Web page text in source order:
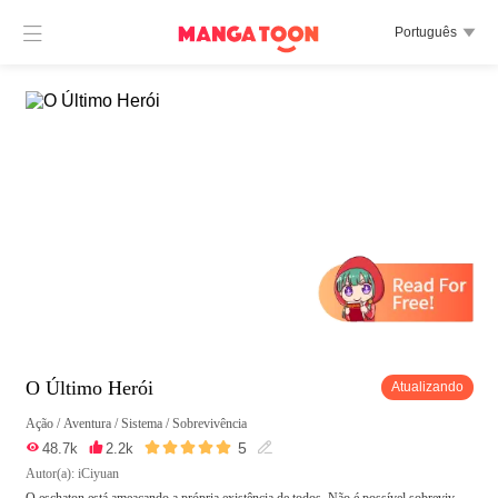
 Português 
O Último Herói Atualizando
Ação / Aventura /Sistema /Sobrevivência
 48.7k  2.2k  5 
Autor(a): iCiyuan